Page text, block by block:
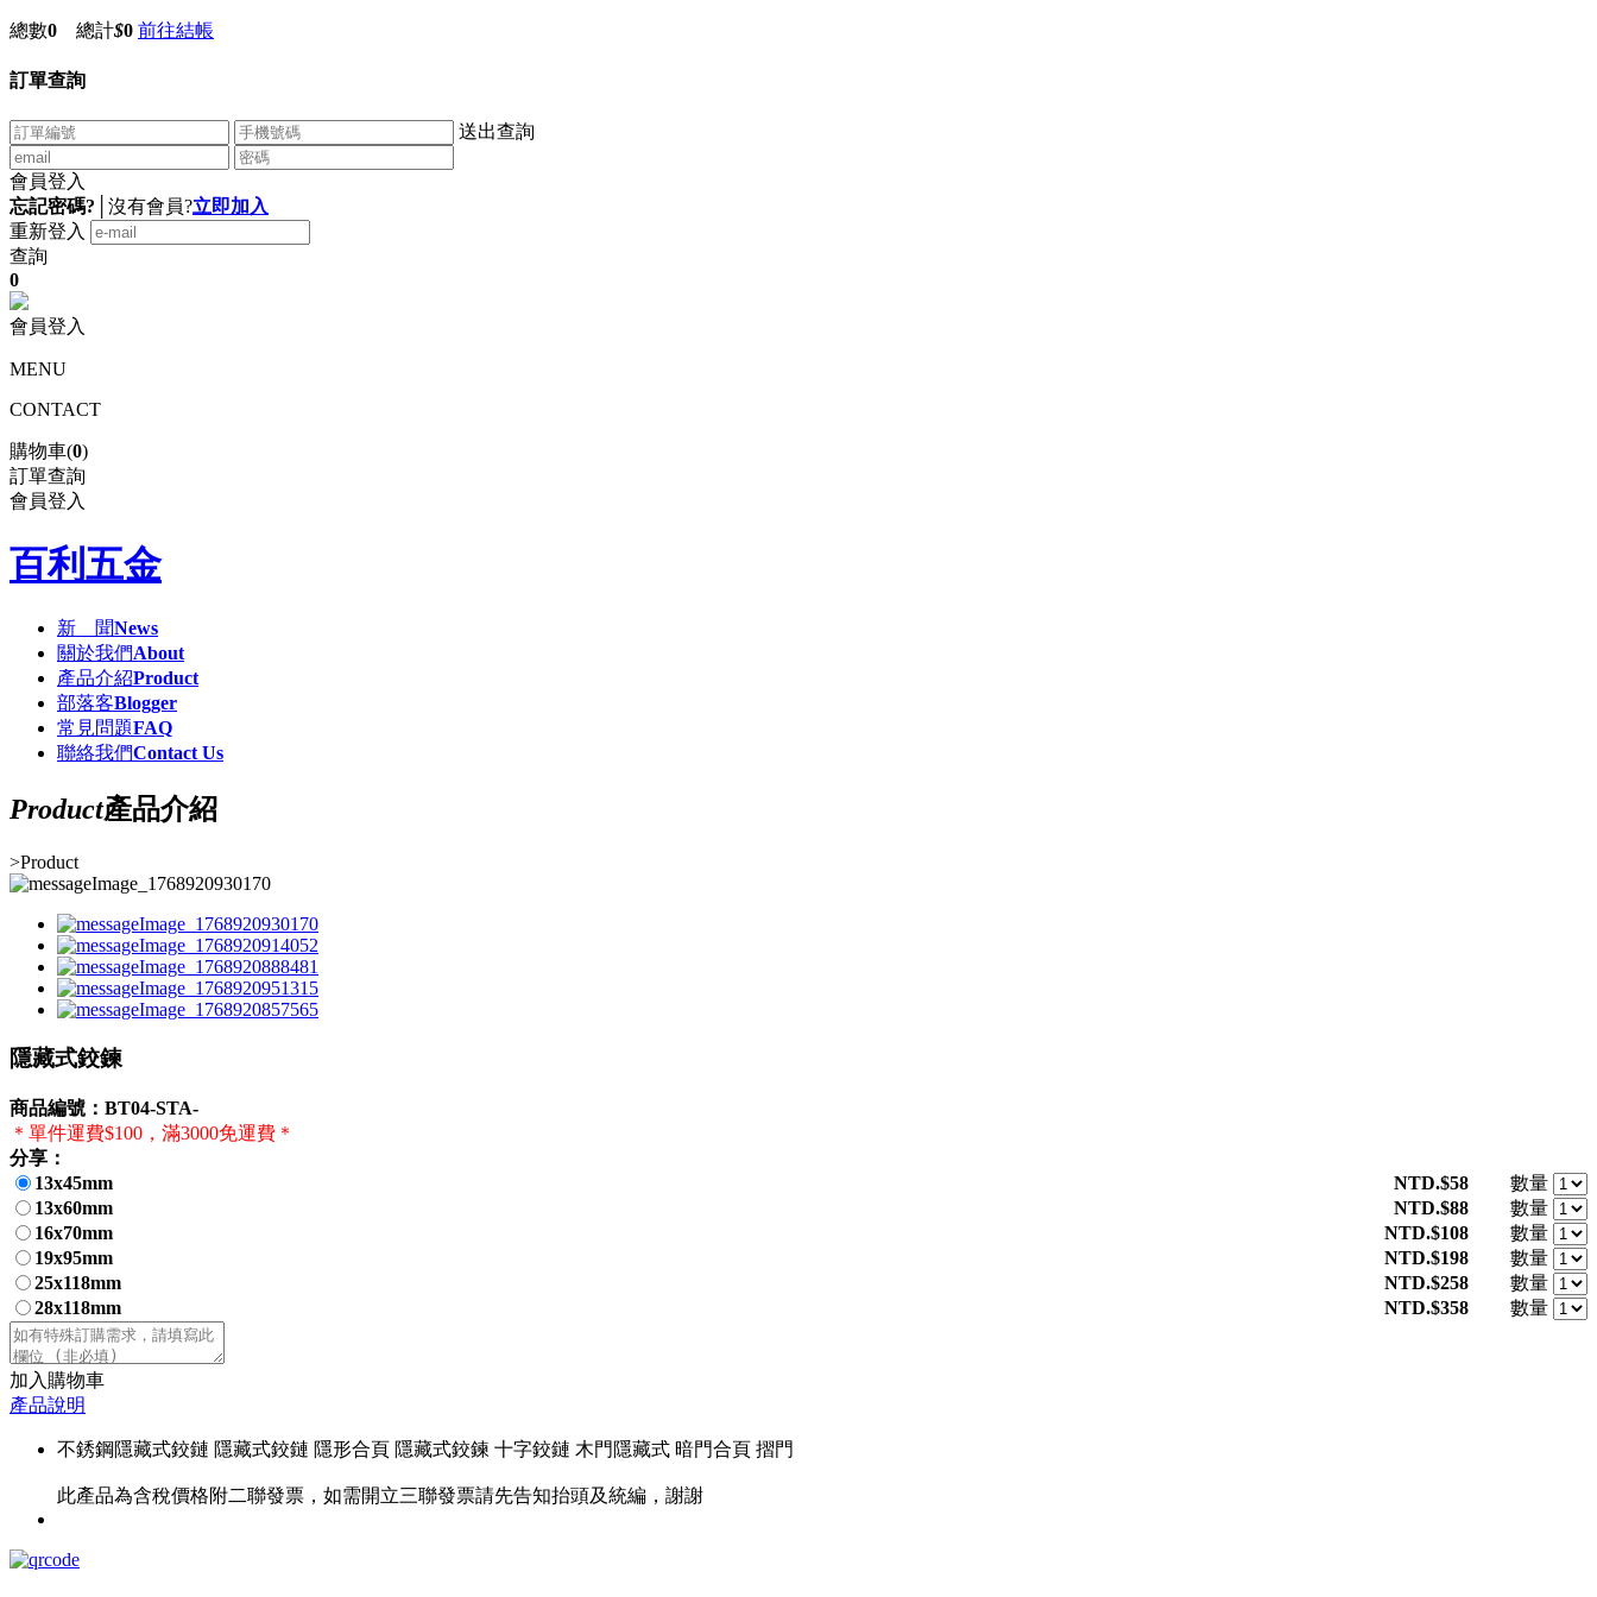
總數0 總計$0 前往結帳
訂單查詢
送出查詢
會員登入
忘記密碼?
沒有會員?立即加入
重新登入
查詢
0
會員登入
MENU
CONTACT
購物車(0)
訂單查詢
會員登入
百利五金
新 聞News
關於我們About
產品介紹Product
部落客Blogger
常見問題FAQ
聯絡我們Contact Us
Product產品介紹
>Product
隱藏式鉸鍊
商品編號：BT04-STA-
＊單件運費$100，滿3000免運費＊
分享：
13x45mm
NTD.$58
數量
13x60mm
NTD.$88
數量
16x70mm
NTD.$108
數量
19x95mm
NTD.$198
數量
25x118mm
NTD.$258
數量
28x118mm
NTD.$358 數量
加入購物車
產品說明
不銹鋼隱藏式鉸鏈 隱藏式鉸鏈 隱形合頁 隱藏式鉸鍊 十字鉸鏈 木門隱藏式 暗門合頁 摺門
此產品為含稅價格附二聯發票，如需開立三聯發票請先告知抬頭及統編，謝謝